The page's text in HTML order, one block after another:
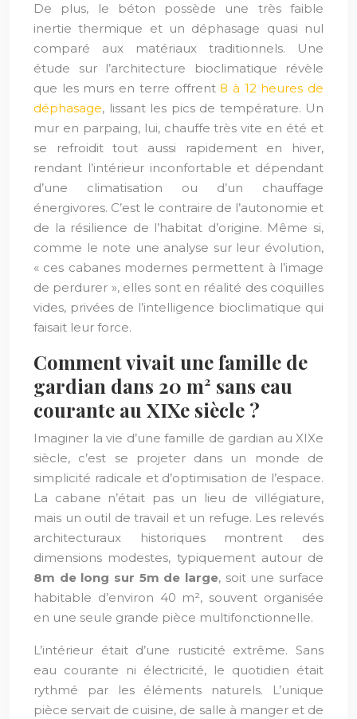
De plus, le béton possède une très faible
inertie thermique et un déphasage quasi nul
comparé aux matériaux traditionnels. Une
étude sur l’architecture bioclimatique révèle
que les murs en terre offrent 8 à 12 heures de
déphasage, lissant les pics de température. Un
mur en parpaing, lui, chauffe très vite en été et
se refroidit tout aussi rapidement en hiver,
rendant l’intérieur inconfortable et dépendant
d’une climatisation ou d’un chauffage
énergivores. C’est le contraire de l’autonomie et
de la résilience de l’habitat d’origine. Même si,
comme le note une analyse sur leur évolution,
« ces cabanes modernes permettent à l’image
de perdurer », elles sont en réalité des coquilles
vides, privées de l’intelligence bioclimatique qui
faisait leur force.
Comment vivait une famille de
gardian dans 20 m² sans eau
courante au XIXe siècle ?
Imaginer la vie d’une famille de gardian au XIXe
siècle, c’est se projeter dans un monde de
simplicité radicale et d’optimisation de l’espace.
La cabane n’était pas un lieu de villégiature,
mais un outil de travail et un refuge. Les relevés
architecturaux historiques montrent des
dimensions modestes, typiquement autour de
8m de long sur 5m de large, soit une surface
habitable d’environ 40 m², souvent organisée
en une seule grande pièce multifonctionnelle.
L’intérieur était d’une rusticité extrême. Sans
eau courante ni électricité, le quotidien était
rythmé par les éléments naturels. L’unique
pièce servait de cuisine, de salle à manger et de